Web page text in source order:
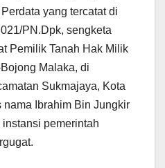
yang tercatat di
PN.Dpk, sengketa
Pemilik Tanah Hak Milik
Malaka, di
Sukmajaya, Kota
nama Ibrahim Bin Jungkir
pemerintah